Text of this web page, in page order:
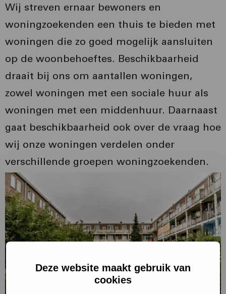
Deze website maakt gebruik van
cookies
Wij streven ernaar bewoners en
woningzoekenden een thuis te bieden met
woningen die zo goed mogelijk aansluiten
op de woonbehoeftes. Beschikbaarheid
draait bij ons om aantallen woningen,
zowel woningen met een sociale huur als
woningen met een middenhuur. Daarnaast
gaat beschikbaarheid ook over de vraag hoe
wij onze woningen verdelen onder
verschillende groepen woningzoekenden.
Lees
meer
over
Lees
meer